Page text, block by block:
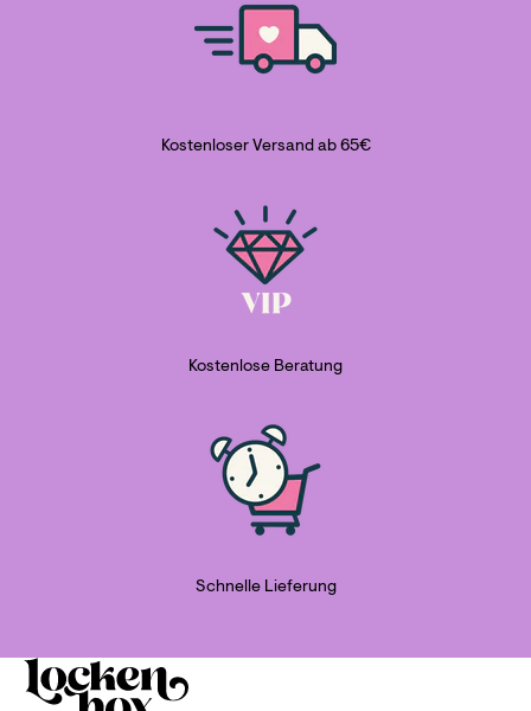
Kostenloser Versand ab 65€
Kostenlose Beratung
Schnelle Lieferung